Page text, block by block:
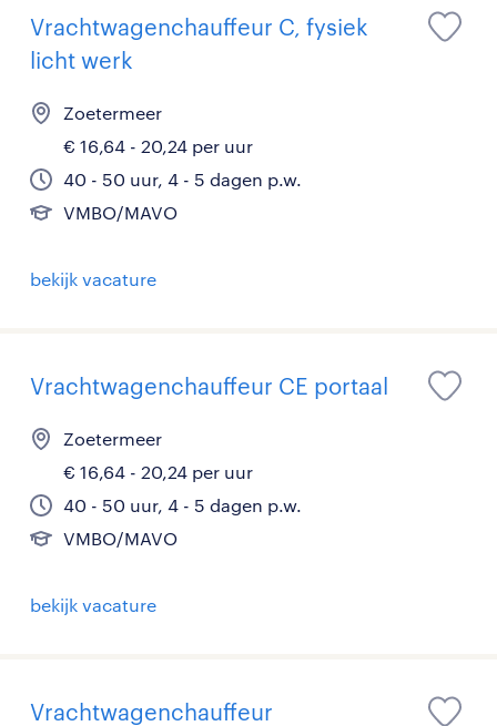
Vrachtwagenchauffeur C, fysiek
licht werk
Zoetermeer
€ 16,64 - 20,24 per uur
40 - 50 uur, 4 - 5 dagen p.w.
VMBO/MAVO
bekijk vacature
Vrachtwagenchauffeur CE portaal
Zoetermeer
€ 16,64 - 20,24 per uur
40 - 50 uur, 4 - 5 dagen p.w.
VMBO/MAVO
bekijk vacature
Vrachtwagenchauffeur